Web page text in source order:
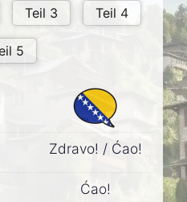
Zdravo! / Ćao!
Ćao!